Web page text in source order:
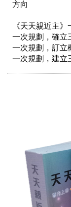
方向
《天天親近主》
一次規劃，確立
一次規劃，訂立
一次規劃，建立